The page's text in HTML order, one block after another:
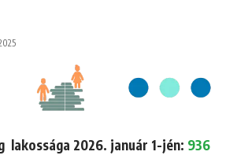
lakossága 2026. január 1-jén: 936